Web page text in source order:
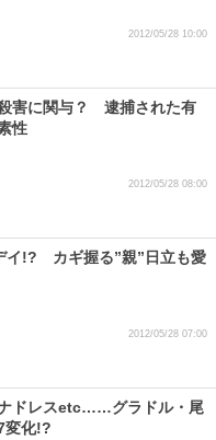
2012/05/28 10:00
害に関与？ 逮捕された有
性
2012/05/28 08:00
イ!? カギ握る”親”日立も愛
2012/05/28 07:00
ドレスetc……グラドル・尾
変化!?